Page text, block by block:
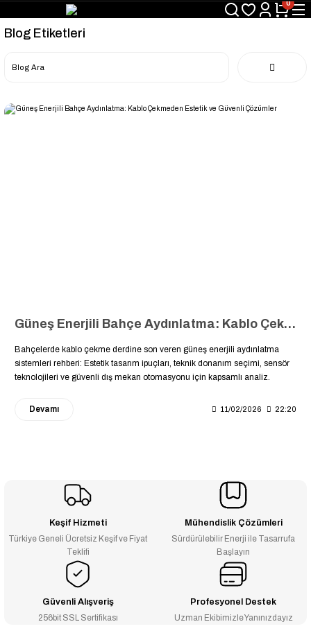
0
Blog Etiketleri
Güneş Enerjili Bahçe Aydınlatma: Kablo Çekmeden Estetik ve Güvenli Çözümler
Bahçelerde kablo çekme derdine son veren güneş enerjili aydınlatma
sistemleri rehberi: Estetik tasarım ipuçları, teknik donanım seçimi, sensör
teknolojileri ve güvenli dış mekan otomasyonu için kapsamlı analiz.
Devamı 11/02/2026 22:20
Keşif Hizmeti
Türkiye Geneli Ücretsiz Keşif ve Fiyat
Teklifi
Mühendislik Çözümleri
Sürdürülebilir Enerji ile Tasarrufa
Başlayın
Güvenli Alışveriş
256bit SSL Sertifikası
Profesyonel Destek
Uzman Ekibimizle Yanınızdayız